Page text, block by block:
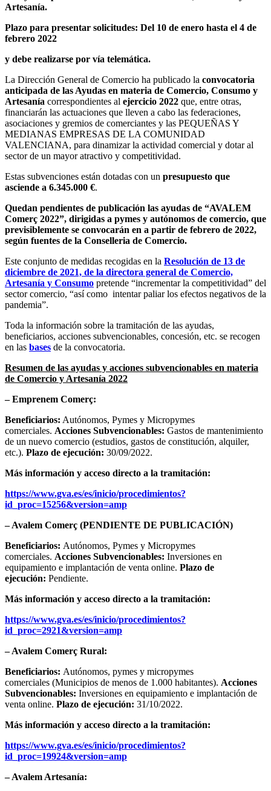
Artesanía.
Plazo para presentar solicitudes: Del 10 de enero hasta el 4 de
febrero 2022
y debe realizarse por vía telemática.
La Dirección General de Comercio ha publicado la convocatoria
anticipada de las Ayudas en materia de Comercio, Consumo y
Artesanía correspondientes al ejercicio 2022 que, entre otras,
financiarán las actuaciones que lleven a cabo las federaciones,
asociaciones y gremios de comerciantes y las PEQUEÑAS Y
MEDIANAS EMPRESAS DE LA COMUNIDAD
VALENCIANA, para dinamizar la actividad comercial y dotar al
sector de un mayor atractivo y competitividad.
Estas subvenciones están dotadas con un presupuesto que
asciende a 6.345.000 €.
Quedan pendientes de publicación las ayudas de “AVALEM
Comerç 2022”, dirigidas a pymes y autónomos de comercio, que
previsiblemente se convocarán en a partir de febrero de 2022,
según fuentes de la Conselleria de Comercio.
Este conjunto de medidas recogidas en la Resolución de 13 de
diciembre de 2021, de la directora general de Comercio,
Artesanía y Consumo pretende “incrementar la competitividad” del
sector comercio, “así como intentar paliar los efectos negativos de la
pandemia”.
Toda la información sobre la tramitación de las ayudas,
beneficiarios, acciones subvencionables, concesión, etc. se recogen
en las bases de la convocatoria.
Resumen de las ayudas y acciones subvencionables en materia
de Comercio y Artesanía 2022
– Emprenem Comerç:
Beneficiarios: Autónomos, Pymes y Micropymes
comerciales. Acciones Subvencionables: Gastos de mantenimiento
de un nuevo comercio (estudios, gastos de constitución, alquiler,
etc.). Plazo de ejecución: 30/09/2022.
Más información y acceso directo a la tramitación:
https://www.gva.es/es/inicio/procedimientos?
id_proc=15256&version=amp
– Avalem Comerç (PENDIENTE DE PUBLICACIÓN)
Beneficiarios: Autónomos, Pymes y Micropymes
comerciales. Acciones Subvencionables: Inversiones en
equipamiento e implantación de venta online. Plazo de
ejecución: Pendiente.
Más información y acceso directo a la tramitación:
https://www.gva.es/es/inicio/procedimientos?
id_proc=2921&version=amp
– Avalem Comerç Rural:
Beneficiarios: Autónomos, pymes y micropymes
comerciales (Municipios de menos de 1.000 habitantes). Acciones
Subvencionables: Inversiones en equipamiento e implantación de
venta online. Plazo de ejecución: 31/10/2022.
Más información y acceso directo a la tramitación:
https://www.gva.es/es/inicio/procedimientos?
id_proc=19924&version=amp
– Avalem Artesanía: